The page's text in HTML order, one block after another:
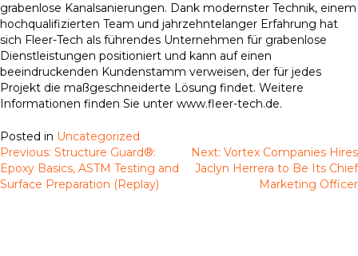
grabenlose Kanalsanierungen. Dank modernster Technik, einem
hochqualifizierten Team und jahrzehntelanger Erfahrung hat
sich Fleer-Tech als führendes Unternehmen für grabenlose
Dienstleistungen positioniert und kann auf einen
beeindruckenden Kundenstamm verweisen, der für jedes
Projekt die maßgeschneiderte Lösung findet. Weitere
Informationen finden Sie unter www.fleer-tech.de.
Posted in Uncategorized
Post
navigation
Previous: Structure Guard®:
Epoxy Basics, ASTM Testing and
Surface Preparation (Replay)
Next: Vortex Companies Hires
Jaclyn Herrera to Be Its Chief
Marketing Officer